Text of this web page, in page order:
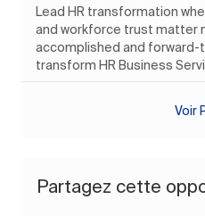
Lead HR transformation
and workforce trust matter
accomplished and forward-
transform HR Business
Voir
Partagez cette